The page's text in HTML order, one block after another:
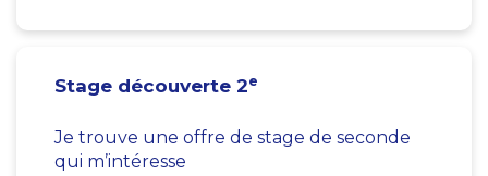
Stage découverte 2e
Je trouve une offre de stage de seconde
qui m’intéresse